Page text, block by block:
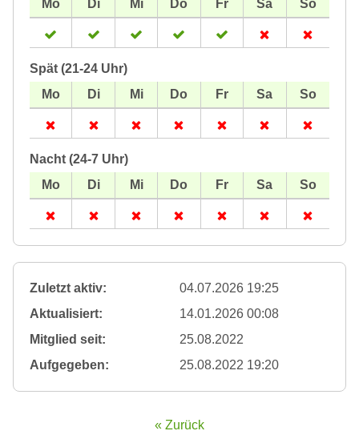
Spät (21-24 Uhr)
Nacht (24-7 Uhr)
Zuletzt aktiv:
04.07.2026 19:25
Aktualisiert:
14.01.2026 00:08
Mitglied seit:
25.08.2022
Aufgegeben:
25.08.2022 19:20
« Zurück